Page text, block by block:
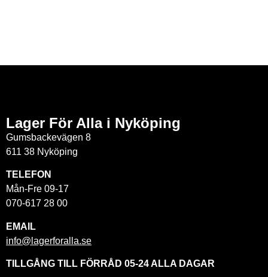
Lager För Alla i Nyköping
Gumsbackevägen 8
611 38 Nyköping
TELEFON
Mån-Fre 09-17
070-617 28 00
EMAIL
info@lagerforalla.se
TILLGÅNG TILL FÖRRÅD 05-24 ALLA DAGAR